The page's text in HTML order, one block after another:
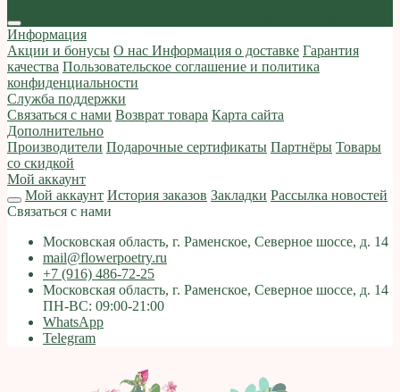
Информация
Акции и бонусы О нас Информация о доставке Гарантия
качества Пользовательское соглашение и политика
конфиденциальности
Служба поддержки
Связаться с нами Возврат товара Карта сайта
Дополнительно
Производители Подарочные сертификаты Партнёры Товары
со скидкой
Мой аккаунт
Мой аккаунт История заказов Закладки Рассылка новостей
Связаться с нами
Московская область, г. Раменское, Северное шоссе, д. 14
mail@flowerpoetry.ru
+7 (916) 486-72-25
Московская область, г. Раменское, Северное шоссе, д. 14
ПН-ВС: 09:00-21:00
WhatsApp
Telegram